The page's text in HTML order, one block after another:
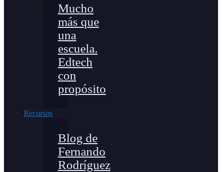
Mucho
más que
una
escuela.
Edtech
con
propósito
Recursos
Blog de
Fernando
Rodríguez